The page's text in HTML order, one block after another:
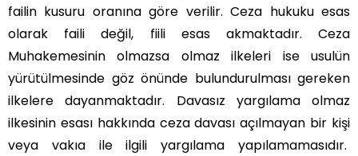
failin kusuru oranına göre verilir. Ceza hukuku esas
olarak faili değil, fiili esas akmaktadır. Ceza
Muhakemesinin olmazsa olmaz ilkeleri ise usulün
yürütülmesinde göz önünde bulundurulması gereken
ilkelere dayanmaktadır. Davasız yargılama olmaz
ilkesinin esası hakkında ceza davası açılmayan bir kişi
veya vakıa ile ilgili yargılama yapılamamasıdır.